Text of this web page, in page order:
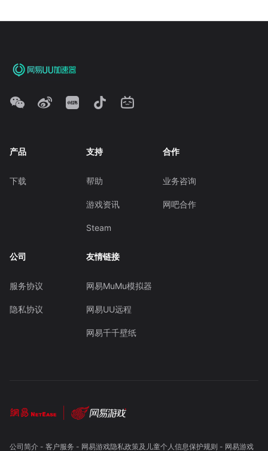
产品
下载
支持
帮助
游戏资讯
Steam
合作
业务咨询
网吧合作
公司
服务协议
隐私协议
友情链接
网易MuMu模拟器
网易UU远程
网易千千壁纸
公司简介- 客户服务 - 网易游戏隐私政策及儿童个人信息保护规则 - 网易游戏